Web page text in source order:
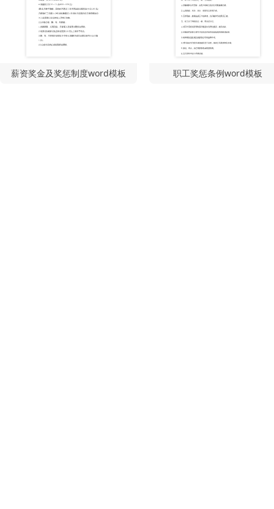
薪资奖金及奖惩制度word模板 职工奖惩条例word模板